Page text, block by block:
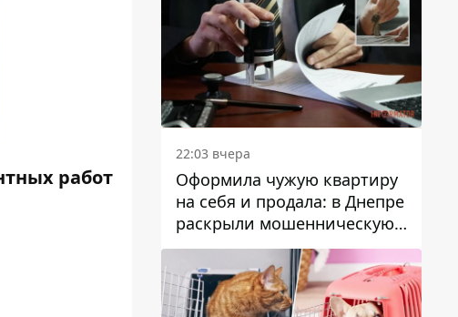
работ
22:03 вчера
Оформила чужую квартиру
на себя и продала: в Днепре
раскрыли мошенническую
схему с недвижимостью